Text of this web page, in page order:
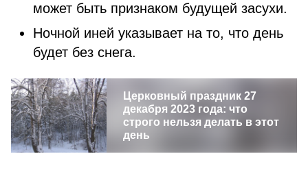
может быть признаком будущей засухи.
Ночной иней указывает на то, что день
будет без снега.
Церковный праздник 27
декабря 2023 года: что
строго нельзя делать в этот
день